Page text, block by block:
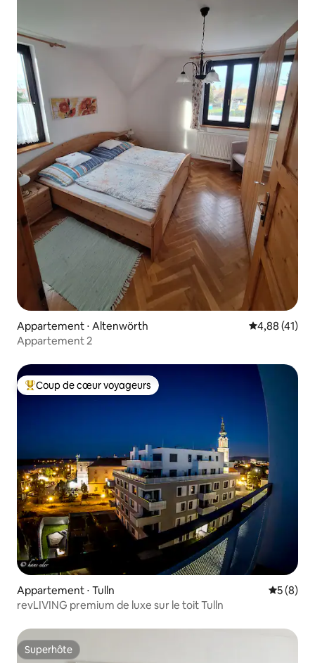
Appartement ⋅ Altenwörth Évaluation
4,88 (41)
Appartement 2
Coups de cœur voyageurs les plus appréciés
Coup de cœur voyageurs
Appartement ⋅ Tulln
5 (8)
revLIVING premium de luxe sur le toit Tulln
Superhôte
Superhôte